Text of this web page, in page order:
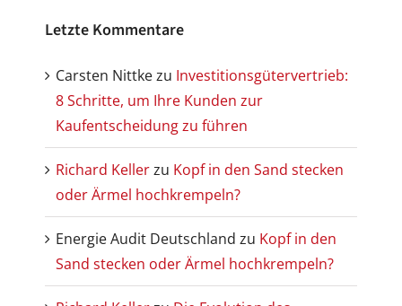
Letzte Kommentare
Carsten Nittkezu Investitionsgütervertrieb:
8 Schritte, um Ihre Kunden zur
Kaufentscheidung zu führen
Richard Kellerzu Kopf in den Sand stecken
oder Ärmel hochkrempeln?
Energie Audit Deutschland zu Kopf in den
Sand stecken oder Ärmel hochkrempeln?